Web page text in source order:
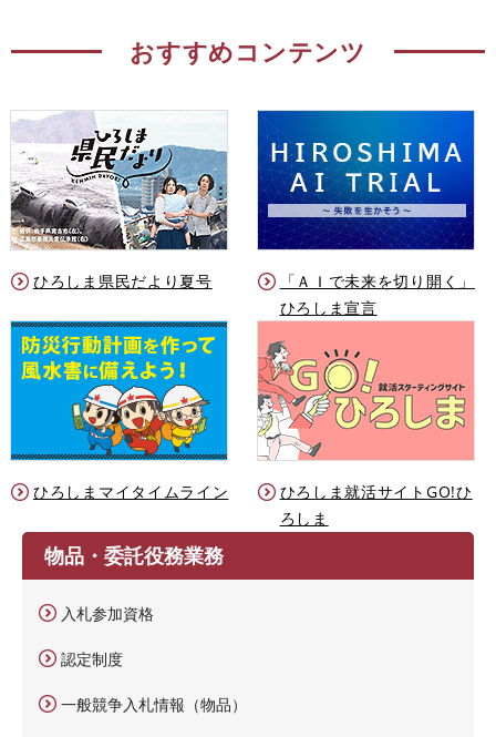
おすすめコンテンツ
ひろしま県民だより夏号
「ＡＩで未来を切り開く」
ひろしま宣言
ひろしまマイタイムライン
ひろしま就活サイトGO!ひ
ろしま
物品・委託役務業務
入札参加資格
認定制度
一般競争入札情報（物品）